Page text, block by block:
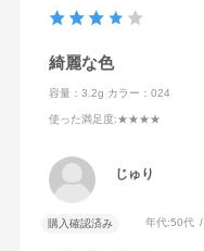
綺麗な色
容量：3.2g カラー：024
使った満足度:★★★★
じゅり
購入確認済み 年代:50代